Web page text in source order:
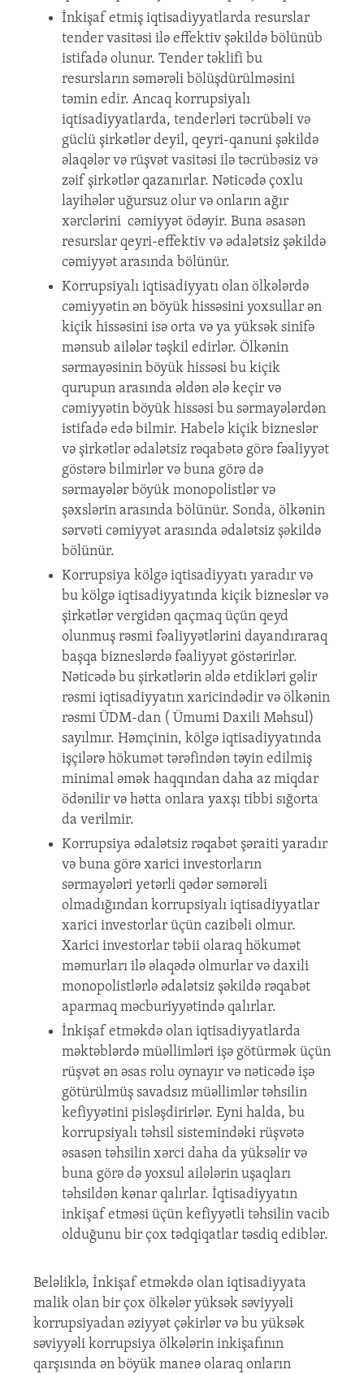
İnkişaf etmiş iqtisadiyyatlarda resurslar
tender vasitəsi ilə effektiv şəkildə bölünüb
istifadə olunur. Tender təklifi bu
resursların səmərəli bölüşdürülməsini
təmin edir. Ancaq korrupsiyalı
iqtisadiyyatlarda, tenderləri təcrübəli və
güclü şirkətlər deyil, qeyri-qanuni şəkildə
əlaqələr və rüşvət vasitəsi ilə təcrübəsiz və
zəif şirkətlər qazanırlar. Nəticədə çoxlu
layihələr uğursuz olur və onların ağır
xərclərini cəmiyyət ödəyir. Buna əsasən
resurslar qeyri-effektiv və ədalətsiz şəkildə
cəmiyyət arasında bölünür.
Korrupsiyalı iqtisadiyyatı olan ölkələrdə
cəmiyyətin ən böyük hissəsini yoxsullar ən
kiçik hissəsini isə orta və ya yüksək sinifə
mənsub ailələr təşkil edirlər. Ölkənin
sərmayəsinin böyük hissəsi bu kiçik
qurupun arasında əldən ələ keçir və
cəmiyyətin böyük hissəsi bu sərmayələrdən
istifadə edə bilmir. Habelə kiçik bizneslər
və şirkətlər ədalətsiz rəqabətə görə fəaliyyət
göstərə bilmirlər və buna görə də
sərmayələr böyük monopolistlər və
şəxslərin arasında bölünür. Sonda, ölkənin
sərvəti cəmiyyət arasında ədalətsiz şəkildə
bölünür.
Korrupsiya kölgə iqtisadiyyatı yaradır və
bu kölgə iqtisadiyyatında kiçik bizneslər və
şirkətlər vergidən qaçmaq üçün qeyd
olunmuş rəsmi fəaliyyətlərini dayandıraraq
başqa bizneslərdə fəaliyyət göstərirlər.
Nəticədə bu şirkətlərin əldə etdikləri gəlir
rəsmi iqtisadiyyatın xaricindədir və ölkənin
rəsmi ÜDM-dan ( Ümumi Daxili Məhsul)
sayılmır. Həmçinin, kölgə iqtisadiyyatında
işçilərə hökumət tərəfindən təyin edilmiş
minimal əmək haqqından daha az miqdar
ödənilir və hətta onlara yaxşı tibbi sığorta
da verilmir.
Korrupsiya ədalətsiz rəqabət şəraiti yaradır
və buna görə xarici investorların
sərmayələri yetərli qədər səmərəli
olmadığından korrupsiyalı iqtisadiyyatlar
xarici investorlar üçün cazibəli olmur.
Xarici investorlar təbii olaraq hökumət
məmurları ilə əlaqədə olmurlar və daxili
monopolistlərlə ədalətsiz şəkildə rəqabət
aparmaq məcburiyyətində qalırlar.
İnkişaf etməkdə olan iqtisadiyyatlarda
məktəblərdə müəllimləri işə götürmək üçün
rüşvət ən əsas rolu oynayır və nəticədə işə
götürülmüş savadsız müəllimlər təhsilin
kefiyyətini pisləşdirirlər. Eyni halda, bu
korrupsiyalı təhsil sistemindəki rüşvətə
əsasən təhsilin xərci daha da yüksəlir və
buna görə də yoxsul ailələrin uşaqları
təhsildən kənar qalırlar. İqtisadiyyatın
inkişaf etməsi üçün kefiyyətli təhsilin vacib
olduğunu bir çox tədqiqatlar təsdiq ediblər.
Beləliklə, İnkişaf etməkdə olan iqtisadiyyata
malik olan bir çox ölkələr yüksək səviyyəli
korrupsiyadan əziyyət çəkirlər və bu yüksək
səviyyəli korrupsiya ölkələrin inkişafının
qarşısında ən böyük maneə olaraq onların